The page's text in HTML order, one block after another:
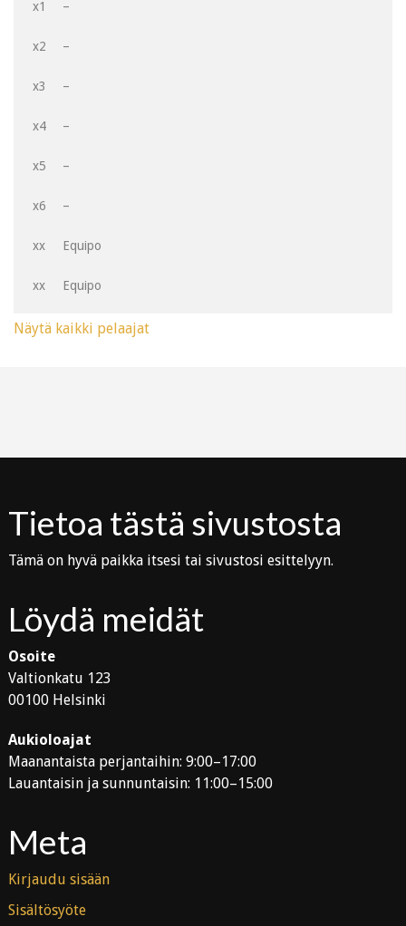
x1 –
x2 –
x3 –
x4 –
x5 –
x6 –
xx Equipo
xx Equipo
Näytä kaikki pelaajat
Tietoa tästä sivustosta
Tämä on hyvä paikka itsesi tai sivustosi esittelyyn.
Löydä meidät
Osoite
Valtionkatu 123
00100 Helsinki
Aukioloajat
Maanantaista perjantaihin: 9:00–17:00
Lauantaisin ja sunnuntaisin: 11:00–15:00
Meta
Kirjaudu sisään
Sisältösyöte